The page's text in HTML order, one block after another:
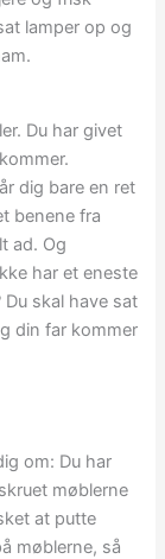
lamper op og
Du har givet
dig bare en ret
benene fra
ad. Og
har et eneste
skal have sat
din far kommer
om: Du har
møblerne
at putte
møblerne, så